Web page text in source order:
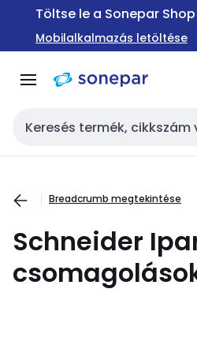
Ugrás a
Ugrás a
tartalomra
Töltse le a Sonepar
Mobilalkalmazás letöltése
Keresési bemenet
Breadcrumb megtekintése
Schneider